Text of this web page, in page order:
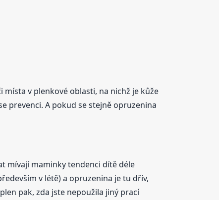
v plenkové oblasti, na nichž je kůže
prevenci. A pokud se stejně opruzenina
mívají maminky tendenci dítě déle
v létě) a opruzenina je tu dřív,
pak, zda jste nepoužila jiný prací